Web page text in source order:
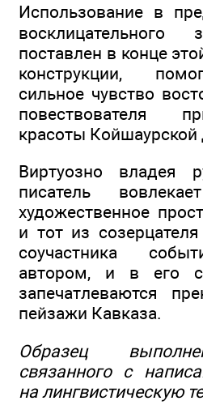
Использование в
восклицательного
поставлен в конце
конструкции,
сильное чувство
повествователя
красоты
Виртуозно владея
писатель
художественное
и тот из
соучастника
автором, и в его
запечатлеваются
пейзажи Кавказа.
Образец
связанного с
на лингвистическую